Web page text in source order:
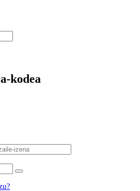
kodea